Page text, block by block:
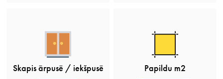
Skapis ārpusē / iekšpusē Papildu m2